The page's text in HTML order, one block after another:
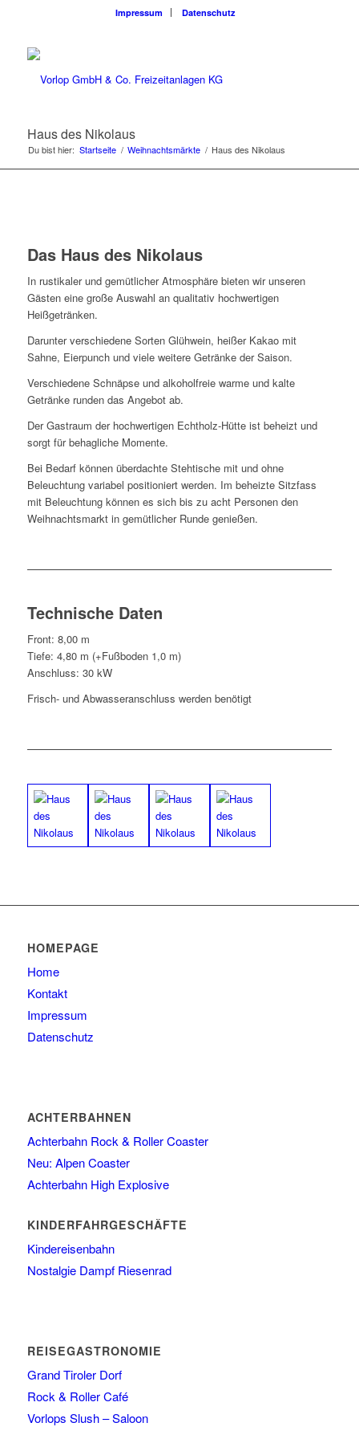
Impressum Datenschutz
Haus des Nikolaus
Du bist hier: Startseite / Weihnachtsmärkte / Haus des Nikolaus
Das Haus des Nikolaus
In rustikaler und gemütlicher Atmosphäre bieten wir unseren
Gästen eine große Auswahl an qualitativ hochwertigen
Heißgetränken.
Darunter verschiedene Sorten Glühwein, heißer Kakao mit
Sahne, Eierpunch und viele weitere Getränke der Saison.
Verschiedene Schnäpse und alkoholfreie warme und kalte
Getränke runden das Angebot ab.
Der Gastraum der hochwertigen Echtholz-Hütte ist beheizt und
sorgt für behagliche Momente.
Bei Bedarf können überdachte Stehtische mit und ohne
Beleuchtung variabel positioniert werden. Im beheizte Sitzfass
mit Beleuchtung können es sich bis zu acht Personen den
Weihnachtsmarkt in gemütlicher Runde genießen.
Technische Daten
Front: 8,00 m
Tiefe: 4,80 m (+Fußboden 1,0 m)
Anschluss: 30 kW
Frisch- und Abwasseranschluss werden benötigt
HOMEPAGE
Home
Kontakt
Impressum
Datenschutz
ACHTERBAHNEN
Achterbahn Rock & Roller Coaster
Neu: Alpen Coaster
Achterbahn High Explosive
KINDERFAHRGESCHÄFTE
Kindereisenbahn
Nostalgie Dampf Riesenrad
REISEGASTRONOMIE
Grand Tiroler Dorf
Rock & Roller Café
Vorlops Slush – Saloon